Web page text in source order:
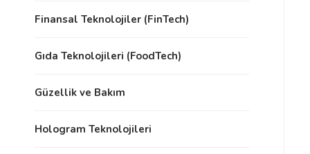
Finansal Teknolojiler (FinTech)
Gıda Teknolojileri (FoodTech)
Güzellik ve Bakım
Hologram Teknolojileri